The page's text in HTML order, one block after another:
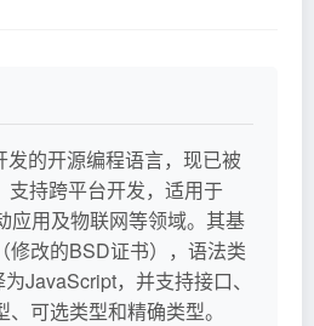
发的开源编程语言，现已被
支持跨平台开发，适用于
应用及物联网等领域。其基
修改的BSD证书），语法类
JavaScript，并支持接口、
可选类型和精确类型。